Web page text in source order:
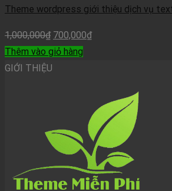
Theme wordpress giới thiệu dịch vụ
1,000,000₫ 700,000₫
Thêm vào giỏ hàng
GIỚI THIỆU